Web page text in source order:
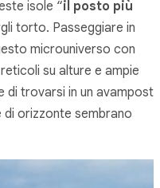
isole “il posto più
torto. Passeggiare in
microuniverso con
su alture e ampie
di trovarsi in un
di orizzonte sembrano